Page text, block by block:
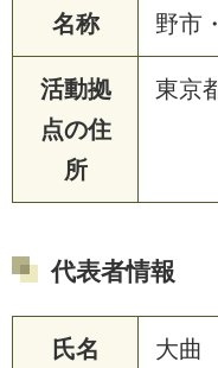
名称
野市
活動拠
点の住
所
東京
代表者情報
氏名 大曲